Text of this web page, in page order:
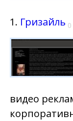
1. Гризайль 0
видео